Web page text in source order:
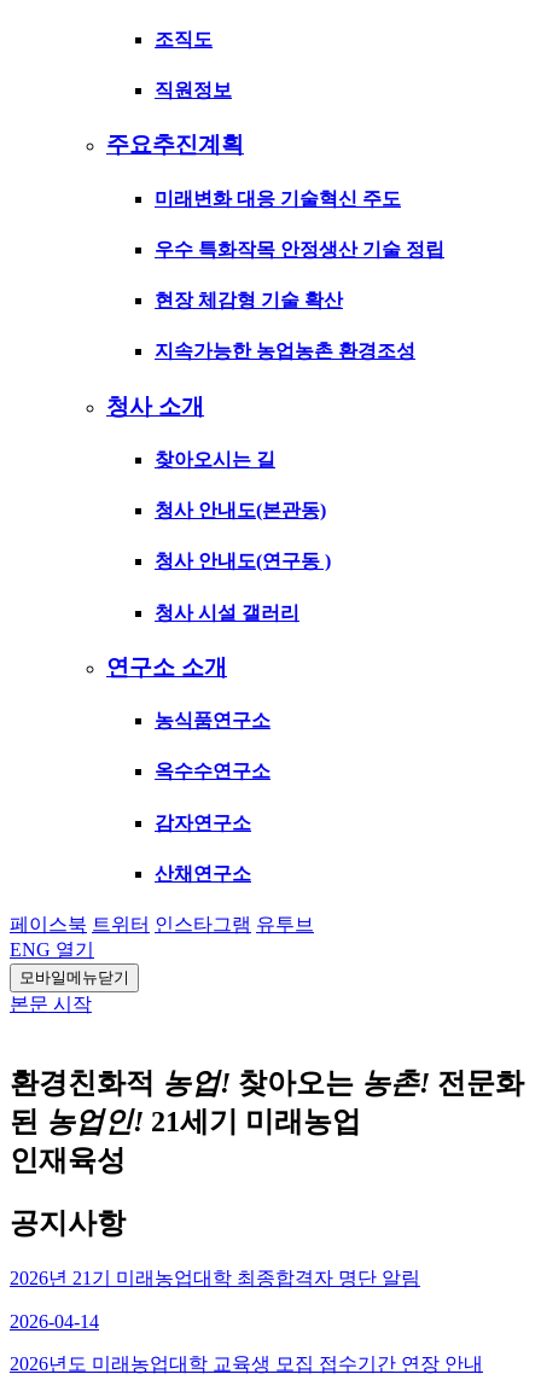
조직도
직원정보
주요추진계획
미래변화 대응 기술혁신 주도
우수 특화작목 안정생산 기술 정립
현장 체감형 기술 확산
지속가능한 농업농촌 환경조성
청사 소개
찾아오시는 길
청사 안내도(본관동)
청사 안내도(연구동 )
청사 시설 갤러리
연구소 소개
농식품연구소
옥수수연구소
감자연구소
산채연구소
페이스북 트위터 인스타그램 유투브
ENG 열기
모바일메뉴닫기
본문 시작
환경친화적 농업! 찾아오는 농촌! 전문화
된 농업인! 21세기 미래농업
인재육성
공지사항
2026년 21기 미래농업대학 최종합격자 명단 알림
2026-04-14
2026년도 미래농업대학 교육생 모집 접수기간 연장 안내